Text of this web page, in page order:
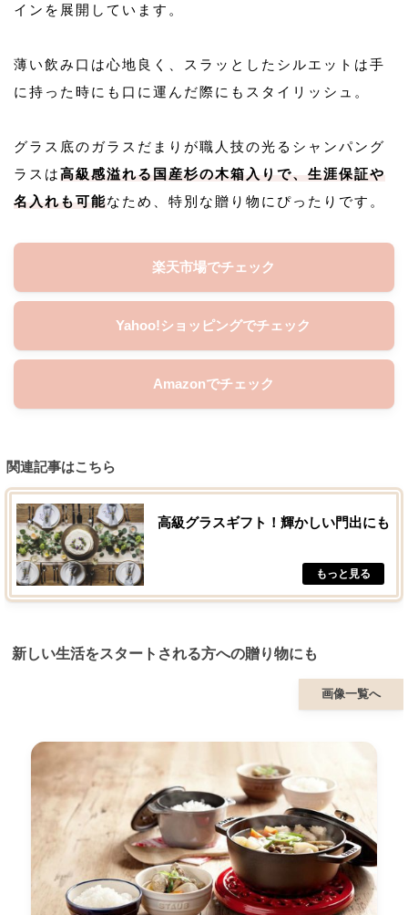
インを展開しています。
薄い飲み口は心地良く、スラッとしたシルエットは手
に持った時にも口に運んだ際にもスタイリッシュ。
グラス底のガラスだまりが職人技の光るシャンパング
ラスは高級感溢れる国産杉の木箱入りで、生涯保証や
名入れも可能なため、特別な贈り物にぴったりです。
楽天市場でチェック
Yahoo!ショッピングでチェック
Amazonでチェック
関連記事はこちら
高級グラスギフト！輝かしい門出にも
新しい生活をスタートされる方への贈り物にも
画像一覧へ